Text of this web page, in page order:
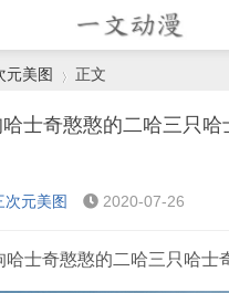
元美图 正文
士奇憨憨的二哈三只哈
次元美图 2020-07-26
哈士奇憨憨的二哈三只哈士